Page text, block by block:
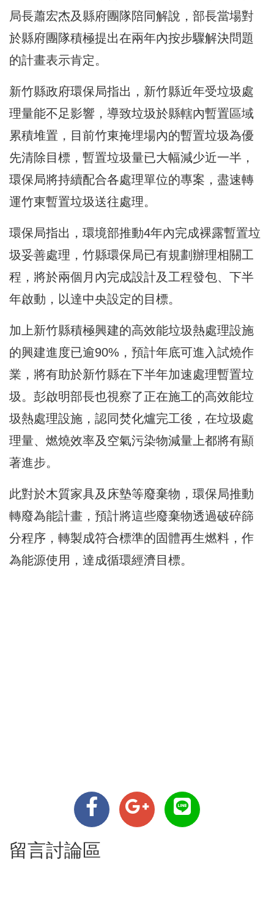
局長蕭宏杰及縣府團隊陪同解說，部長當場對
於縣府團隊積極提出在兩年內按步驟解決問題
的計畫表示肯定。
新竹縣政府環保局指出，新竹縣近年受垃圾處
理量能不足影響，導致垃圾於縣轄內暫置區域
累積堆置，目前竹東掩埋場內的暫置垃圾為優
先清除目標，暫置垃圾量已大幅減少近一半，
環保局將持續配合各處理單位的專案，盡速轉
運竹東暫置垃圾送往處理。
環保局指出，環境部推動4年內完成裸露暫置垃
圾妥善處理，竹縣環保局已有規劃辦理相關工
程，將於兩個月內完成設計及工程發包、下半
年啟動，以達中央設定的目標。
加上新竹縣積極興建的高效能垃圾熱處理設施
的興建進度已逾90%，預計年底可進入試燒作
業，將有助於新竹縣在下半年加速處理暫置垃
圾。彭啟明部長也視察了正在施工的高效能垃
圾熱處理設施，認同焚化爐完工後，在垃圾處
理量、燃燒效率及空氣污染物減量上都將有顯
著進步。
此對於木質家具及床墊等廢棄物，環保局推動
轉廢為能計畫，預計將這些廢棄物透過破碎篩
分程序，轉製成符合標準的固體再生燃料，作
為能源使用，達成循環經濟目標。
留言討論區